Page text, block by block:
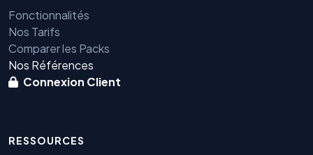
Fonctionnalités
Nos Tarifs
Comparer les Packs
Nos Références
Connexion Client
RESSOURCES